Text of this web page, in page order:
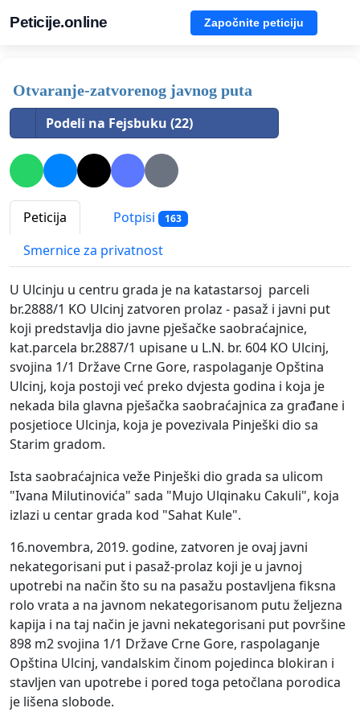
Peticije.online Započnite peticiju
Otvaranje-zatvorenog javnog puta
Podeli na Fejsbuku (22)
Peticija Potpisi 163
Smernice za privatnost
U Ulcinju u centru grada je na katastarsoj parceli
br.2888/1 KO Ulcinj zatvoren prolaz - pasaž i javni put
koji predstavlja dio javne pješačke saobraćajnice,
kat.parcela br.2887/1 upisane u L.N. br. 604 KO Ulcinj,
svojina 1/1 Države Crne Gore, raspolaganje Opština
Ulcinj, koja postoji već preko dvjesta godina i koja je
nekada bila glavna pješačka saobraćajnica za građane i
posjetioce Ulcinja, koja je povezivala Pinješki dio sa
Starim gradom.
Ista saobraćajnica veže Pinješki dio grada sa ulicom
"Ivana Milutinovića" sada "Mujo Ulqinaku Cakuli", koja
izlazi u centar grada kod "Sahat Kule".
16.novembra, 2019. godine, zatvoren je ovaj javni
nekategorisani put i pasaž-prolaz koji je u javnoj
upotrebi na način što su na pasažu postavljena fiksna
rolo vrata a na javnom nekategorisanom putu željezna
kapija i na taj način je javni nekategorisani put površine
898 m2 svojina 1/1 Države Crne Gore, raspolaganje
Opština Ulcinj, vandalskim činom pojedinca blokiran i
stavljen van upotrebe i pored toga petočlana porodica
je lišena slobode.